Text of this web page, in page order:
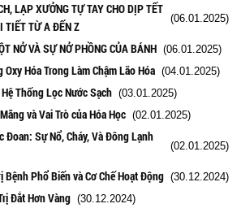
LẠP XƯỞNG TỰ TAY CHO DỊP TẾT
TIẾT TỪ A ĐẾN Z
(06.01.2025)
NỞ VÀ SỰ NỞ PHỒNG CỦA BÁNH (06.01.2025)
Oxy Hóa Trong Làm Chậm Lão Hóa (04.01.2025)
Thống Lọc Nước Sạch (03.01.2025)
và Vai Trò của Hóa Học (02.01.2025)
Đoan: Sự Nổ, Cháy, Và Đông Lạnh
(02.01.2025)
Bệnh Phổ Biến và Cơ Chế Hoạt Động (30.12.2024)
Đắt Hơn Vàng (30.12.2024)